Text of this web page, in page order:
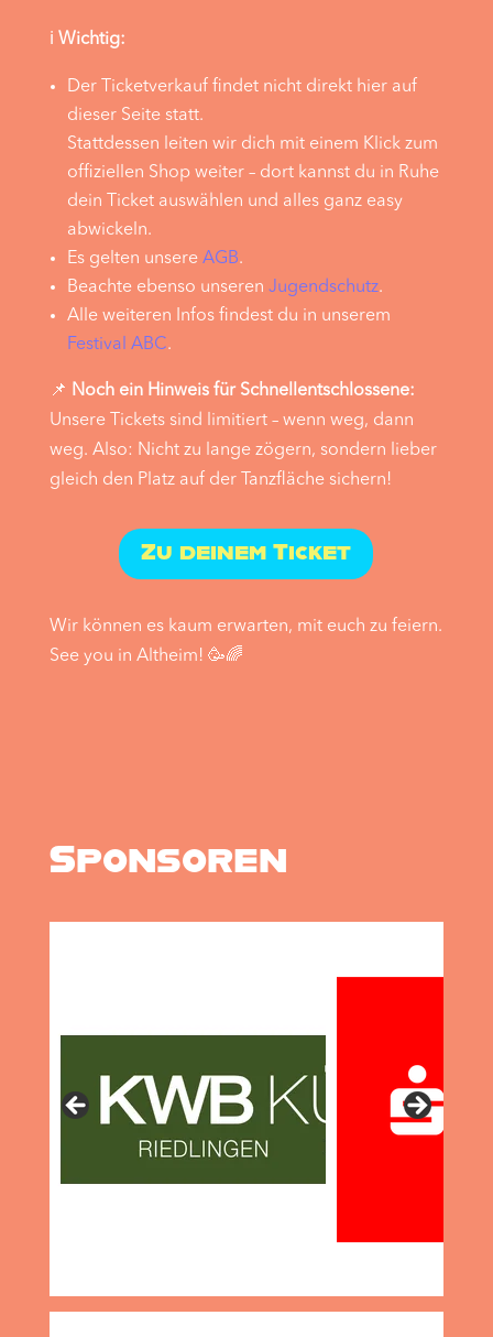
ℹ️ Wichtig:
Der Ticketverkauf findet nicht direkt hier auf
dieser Seite statt.
Stattdessen leiten wir dich mit einem Klick zum
offiziellen Shop weiter – dort kannst du in Ruhe
dein Ticket auswählen und alles ganz easy
abwickeln.
Es gelten unsere AGB.
Beachte ebenso unseren Jugendschutz.
Alle weiteren Infos findest du in unserem
Festival ABC.
📌 Noch ein Hinweis für Schnellentschlossene:
Unsere Tickets sind limitiert – wenn weg, dann
weg. Also: Nicht zu lange zögern, sondern lieber
gleich den Platz auf der Tanzfläche sichern!
Zu deinem Ticket
Wir können es kaum erwarten, mit euch zu feiern.
See you in Altheim! 🥳🌈
Sponsoren